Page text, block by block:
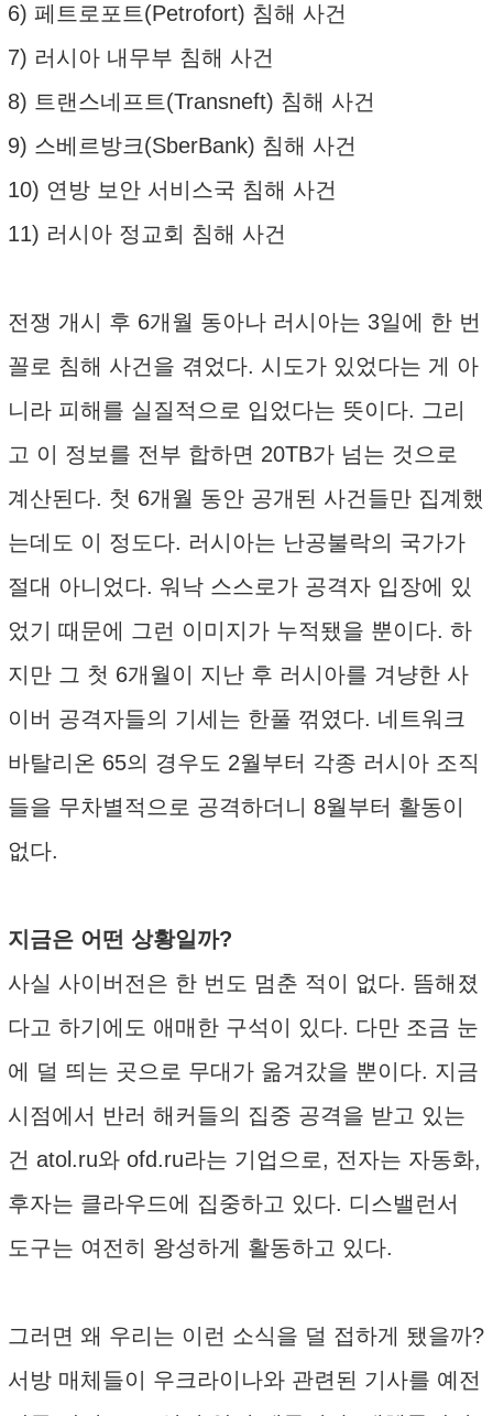
6) 페트로포트(Petrofort) 침해 사건
7) 러시아 내무부 침해 사건
8) 트랜스네프트(Transneft) 침해 사건
9) 스베르방크(SberBank) 침해 사건
10) 연방 보안 서비스국 침해 사건
11) 러시아 정교회 침해 사건
전쟁 개시 후 6개월 동아나 러시아는 3일에 한 번
꼴로 침해 사건을 겪었다. 시도가 있었다는 게 아
니라 피해를 실질적으로 입었다는 뜻이다. 그리
고 이 정보를 전부 합하면 20TB가 넘는 것으로
계산된다. 첫 6개월 동안 공개된 사건들만 집계했
는데도 이 정도다. 러시아는 난공불락의 국가가
절대 아니었다. 워낙 스스로가 공격자 입장에 있
었기 때문에 그런 이미지가 누적됐을 뿐이다. 하
지만 그 첫 6개월이 지난 후 러시아를 겨냥한 사
이버 공격자들의 기세는 한풀 꺾였다. 네트워크
바탈리온 65의 경우도 2월부터 각종 러시아 조직
들을 무차별적으로 공격하더니 8월부터 활동이
없다.
지금은 어떤 상황일까?
사실 사이버전은 한 번도 멈춘 적이 없다. 뜸해졌
다고 하기에도 애매한 구석이 있다. 다만 조금 눈
에 덜 띄는 곳으로 무대가 옮겨갔을 뿐이다. 지금
시점에서 반러 해커들의 집중 공격을 받고 있는
건 atol.ru와 ofd.ru라는 기업으로, 전자는 자동화,
후자는 클라우드에 집중하고 있다. 디스밸런서
도구는 여전히 왕성하게 활동하고 있다.
그러면 왜 우리는 이런 소식을 덜 접하게 됐을까?
서방 매체들이 우크라이나와 관련된 기사를 예전